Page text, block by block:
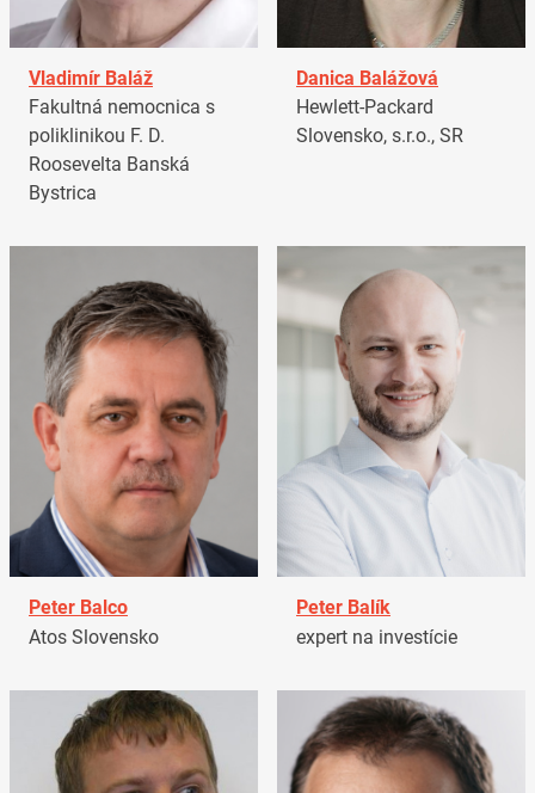
Vladimír Baláž
Fakultná nemocnica s
poliklinikou F. D.
Roosevelta Banská
Bystrica
Danica Balážová
Hewlett-Packard
Slovensko, s.r.o., SR
Peter Balco
Atos Slovensko
Peter Balík
expert na investície